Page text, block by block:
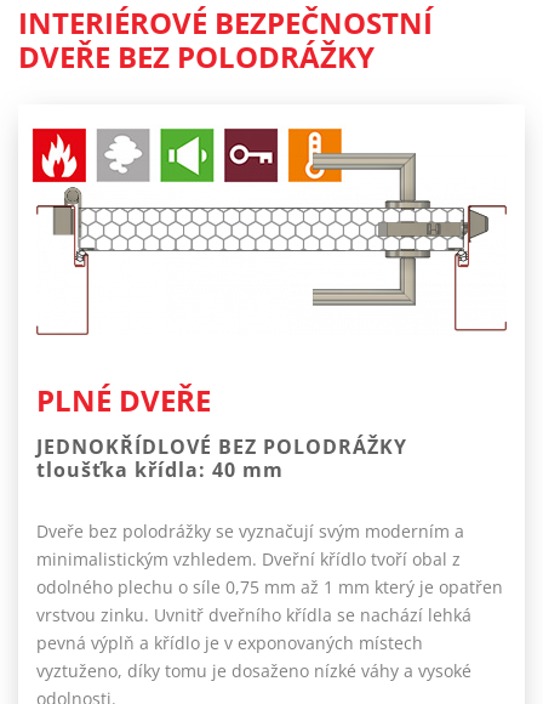
INTERIÉROVÉ BEZPEČNOSTNÍ
DVEŘE BEZ POLODRÁŽKY
PLNÉ DVEŘE
JEDNOKŘÍDLOVÉ BEZ POLODRÁŽKY
tloušťka křídla: 40 mm
Dveře bez polodrážky se vyznačují svým moderním a
minimalistickým vzhledem. Dveřní křídlo tvoří obal z
odolného plechu o síle 0,75 mm až 1 mm který je opatřen
vrstvou zinku. Uvnitř dveřního křídla se nachází lehká
pevná výplň a křídlo je v exponovaných místech
vyztuženo, díky tomu je dosaženo nízké váhy a vysoké
odolnosti.